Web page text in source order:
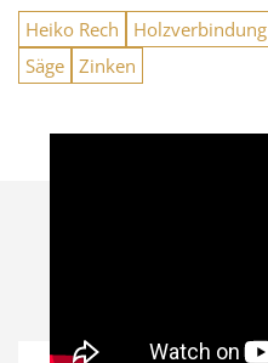
Heiko Rech Holzverbindung
Säge Zinken